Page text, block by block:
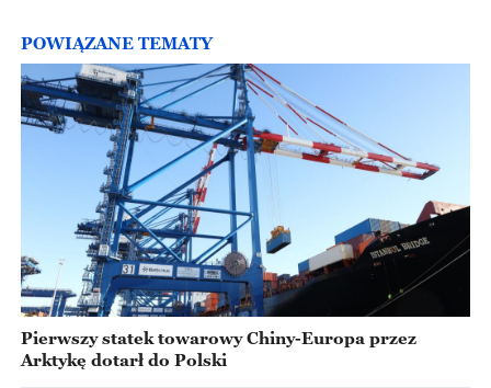
POWIĄZANE TEMATY
Pierwszy statek towarowy Chiny-Europa przez
Arktykę dotarł do Polski